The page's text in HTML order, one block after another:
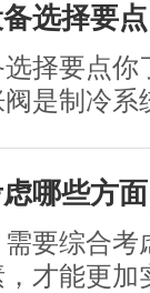
选择要点
择要点你
是制冷系
哪些方
要综合考
才能更加